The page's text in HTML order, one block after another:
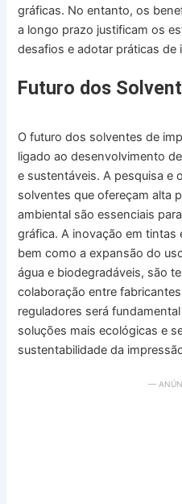
gráficas. No entanto, os
a longo prazo justificam os
desafios e adotar práticas
Futuro dos
O futuro dos solventes de
ligado ao desenvolvimento
e sustentáveis. A pesquisa e
solventes que ofereçam alta
ambiental são essenciais
gráfica. A inovação em tintas
bem como a expansão do
água e biodegradáveis, são
colaboração entre
reguladores será
soluções mais ecológicas e
sustentabilidade da
—